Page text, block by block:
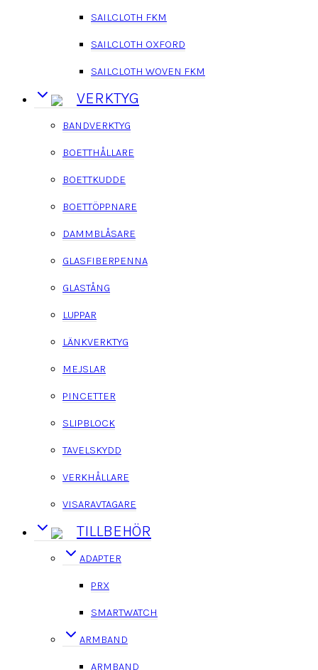
SAILCLOTH FKM
SAILCLOTH OXFORD
SAILCLOTH WOVEN FKM
VERKTYG
BANDVERKTYG
BOETTHÅLLARE
BOETTKUDDE
BOETTÖPPNARE
DAMMBLÅSARE
GLASFIBERPENNA
GLASTÅNG
LUPPAR
LÄNKVERKTYG
MEJSLAR
PINCETTER
SLIPBLOCK
TAVELSKYDD
VERKHÅLLARE
VISARAVTAGARE
TILLBEHÖR
ADAPTER
PRX
SMARTWATCH
ARMBAND
ARMBAND